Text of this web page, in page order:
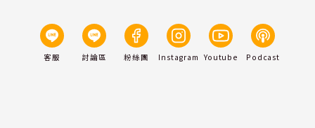
客服 討論區 粉絲團 Instagram Youtube Podcast